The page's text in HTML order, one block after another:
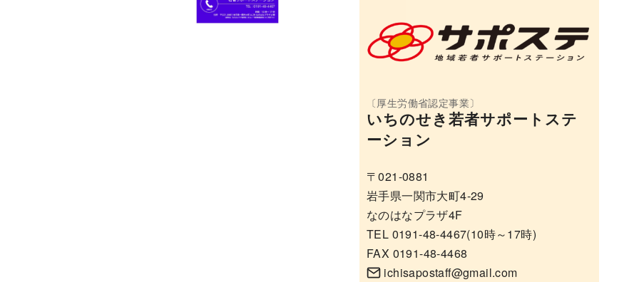
いちのせき若者サポートステ
ーション
〒021-0881
岩手県一関市大町4-29
なのはなプラザ4F
TEL 0191-48-4467(10時～17時)
FAX 0191-48-4468
ichisapostaff@gmail.com